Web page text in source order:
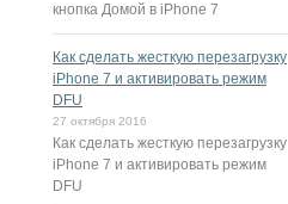
кнопка Домой в iPhone 7
Как сделать жесткую перезагрузку
iPhone 7 и активировать режим
DFU
27 октября 2016
Как сделать жесткую перезагрузку
iPhone 7 и активировать режим
DFU